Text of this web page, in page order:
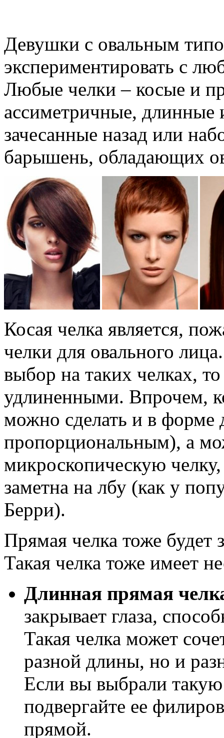
Девушки с овальным
экспериментировать с
Любые челки – косые и
ассиметричные, длинные
зачесанные назад или
барышень, обладающих
Косая челка является,
челки для овального
выбор на таких челках,
удлиненными. Впрочем,
можно сделать и в форме
пропорциональным), а
микроскопическую челку,
заметна на лбу (как у
Берри).
Прямая челка тоже будет
Такая челка тоже имеет
Длинная прямая
закрывает глаза,
Такая челка может
разной длины, но и
Если вы выбрали такую
подвергайте ее
прямой.